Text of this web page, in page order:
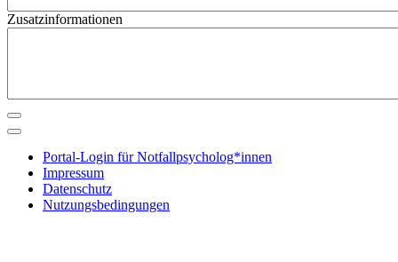
Zusatzinformationen
Portal-Login für Notfallpsycholog*innen
Impressum
Datenschutz
Nutzungsbedingungen